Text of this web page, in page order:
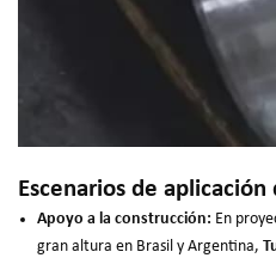
Escenarios de
Apoyo a la construcción: En
gran altura en Brasil y Argentina,